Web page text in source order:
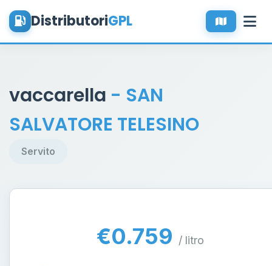
DistributoriGPL
vaccarella - SAN
SALVATORE TELESINO
Servito
€0.759 / litro